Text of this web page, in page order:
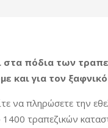
πόδια των
και για τον
να πληρώσετε την
1400 τραπεζικών